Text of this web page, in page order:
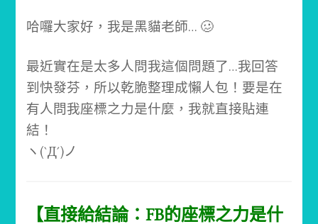
哈囉大家好，我是黑貓老師… 🥴
最近實在是太多人問我這個問題了…我回答
到快發芬，所以乾脆整理成懶人包！要是在
有人問我座標之力是什麼，我就直接貼連
結！
ヽ(`Д´)ノ
【直接給結論：FB的座標之力是什